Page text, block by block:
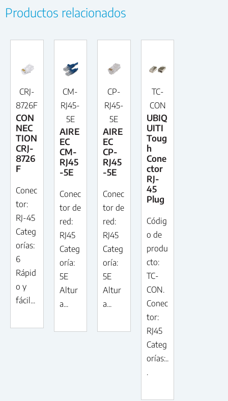
Productos relacionados
CRJ-
8726F
CON
NEC
TION
CRJ-
8726
F
Conec
tor:
RJ-45
Categ
orías:
6
Rápid
o y
fácil...
CM-
RJ45-
5E
AIRE
EC
CM-
RJ45
-5E
Conec
tor de
red:
RJ45
Categ
oría:
5E
Altur
a...
CP-
RJ45-
5E
AIRE
EC
CP-
RJ45
-5E
Conec
tor de
red:
RJ45
Categ
oría:
5E
Altur
a...
TC-
CON
UBIQ
UITI
Toug
h
Cone
ctor
RJ-
45
Plug
Códig
o de
produ
cto:
TC-
CON.
Conec
tor:
RJ45
Categ
orías:..
.